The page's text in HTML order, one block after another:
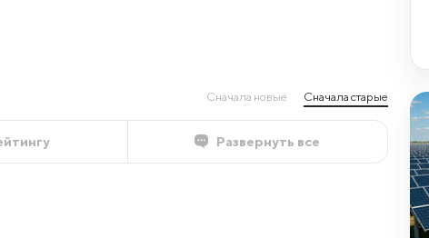
Сначала новые Сначала старые
Развернуть все